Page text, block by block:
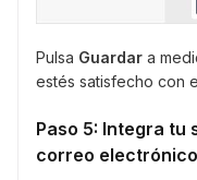
Pulsa Guardar a
estés satisfecho con
Paso 5: Integra tu
correo electrónico